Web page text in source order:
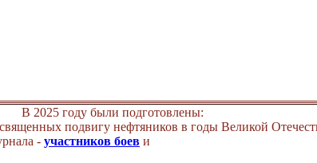
В 2025 году были подготовлены:
подвигу нефтяников в годы Великой
- участников боев и